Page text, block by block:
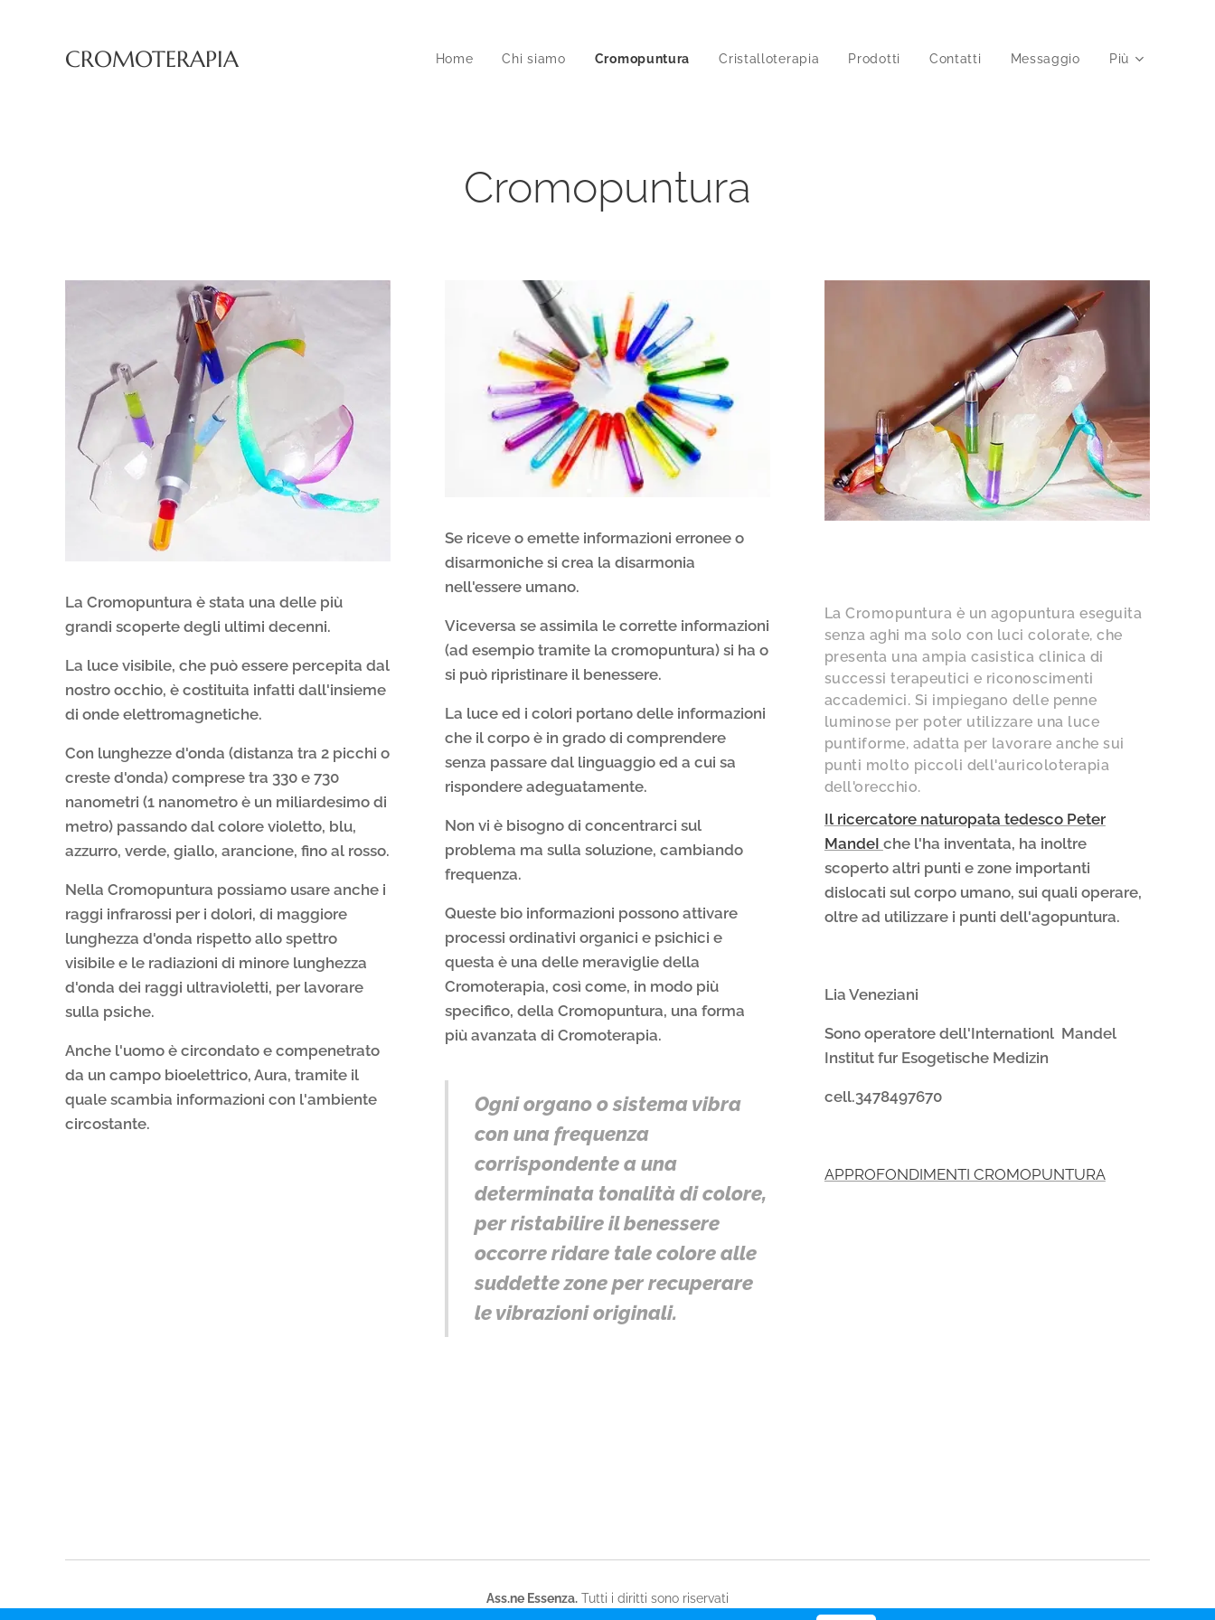
CROMOTERAPIA Home Chi siamo Cromopuntura Cristalloterapia Prodotti Contatti Messaggio Più
Cromopuntura
La Cromopuntura è stata una delle più
grandi scoperte degli ultimi decenni.
La luce visibile, che può essere percepita dal
nostro occhio, è costituita infatti dall'insieme
di onde elettromagnetiche.
Con lunghezze d'onda (distanza tra 2 picchi o
creste d'onda) comprese tra 330 e 730
nanometri (1 nanometro è un miliardesimo di
metro) passando dal colore violetto, blu,
azzurro, verde, giallo, arancione, fino al rosso.
Nella Cromopuntura possiamo usare anche i
raggi infrarossi per i dolori, di maggiore
lunghezza d'onda rispetto allo spettro
visibile e le radiazioni di minore lunghezza
d'onda dei raggi ultravioletti, per lavorare
sulla psiche.
Anche l'uomo è circondato e compenetrato
da un campo bioelettrico, Aura, tramite il
quale scambia informazioni con l'ambiente
circostante.
Se riceve o emette informazioni erronee o
disarmoniche si crea la disarmonia
nell'essere umano.
Viceversa se assimila le corrette informazioni
(ad esempio tramite la cromopuntura) si ha o
si può ripristinare il benessere.
La luce ed i colori portano delle informazioni
che il corpo è in grado di comprendere
senza passare dal linguaggio ed a cui sa
rispondere adeguatamente.
Non vi è bisogno di concentrarci sul
problema ma sulla soluzione, cambiando
frequenza.
Queste bio informazioni possono attivare
processi ordinativi organici e psichici e
questa è una delle meraviglie della
Cromoterapia, così come, in modo più
specifico, della Cromopuntura, una forma
più avanzata di Cromoterapia.
Ogni organo o sistema vibra
con una frequenza
corrispondente a una
determinata tonalità di colore,
per ristabilire il benessere
occorre ridare tale colore alle
suddette zone per recuperare
le vibrazioni originali.
La Cromopuntura è un agopuntura eseguita
senza aghi ma solo con luci colorate, che
presenta una ampia casistica clinica di
successi terapeutici e riconoscimenti
accademici. Si impiegano delle penne
luminose per poter utilizzare una luce
puntiforme, adatta per lavorare anche sui
punti molto piccoli dell'auricoloterapia
dell'orecchio.
Il ricercatore naturopata tedesco Peter
MandeI che l'ha inventata, ha inoltre
scoperto altri punti e zone importanti
dislocati sul corpo umano, sui quali operare,
oltre ad utilizzare i punti dell'agopuntura.
Lia Veneziani
Sono operatore dell'Internationl Mandel
Institut fur Esogetische Medizin
cell.3478497670
APPROFONDIMENTI CROMOPUNTURA
Ass.ne Essenza. Tutti i diritti sono riservati